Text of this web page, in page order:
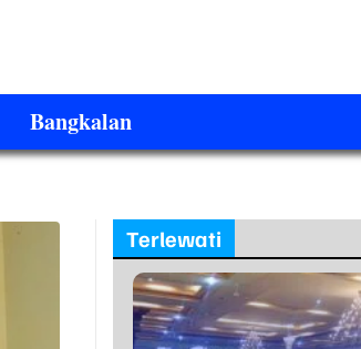
Bangkalan
Terlewati